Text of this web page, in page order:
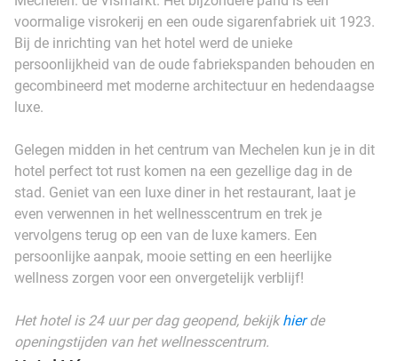
voormalige visrokerij en een oude sigarenfabriek uit 1923.
Bij de inrichting van het hotel werd de unieke
persoonlijkheid van de oude fabriekspanden behouden en
gecombineerd met moderne architectuur en hedendaagse
luxe.
Gelegen midden in het centrum van Mechelen kun je in dit
hotel perfect tot rust komen na een gezellige dag in de
stad. Geniet van een luxe diner in het restaurant, laat je
even verwennen in het wellnesscentrum en trek je
vervolgens terug op een van de luxe kamers. Een
persoonlijke aanpak, mooie setting en een heerlijke
wellness zorgen voor een onvergetelijk verblijf!
Het hotel is 24 uur per dag geopend, bekijkhierde
openingstijden van het wellnesscentrum.